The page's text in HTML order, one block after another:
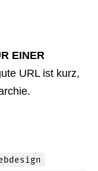
EINER
URL ist kurz,